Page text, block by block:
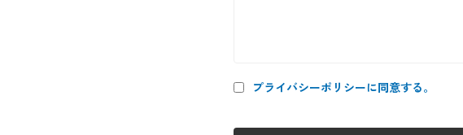
プライバシーポリシーに同意する。